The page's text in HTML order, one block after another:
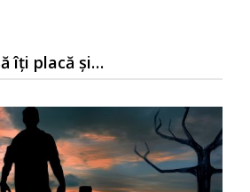
îți placă și…